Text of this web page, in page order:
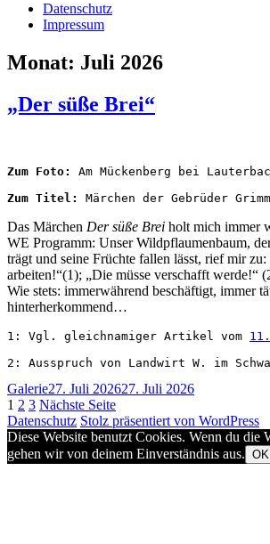
Datenschutz
Impressum
Monat: Juli 2026
„Der süße Brei“
Zum Foto: Am Mückenberg bei
Zum Titel: Märchen der Gebrüder
Das Märchen Der süße Brei holt mich immer
WE Programm: Unser Wildpflaumenbaum,
trägt und seine Früchte fallen lässt, rief mir zu:
arbeiten!“(1); „Die müsse verschafft werde!“
Wie stets: immerwährend beschäftigt, immer
hinterherkommend…
1: Vgl. gleichnamiger Artikel vom
2: Ausspruch von Landwirt W. im
Format
GalerieVeröffentlicht
am
27. Juli 202627. Juli 2026
Seitennummerierung
der
Beiträge
Seite
1 Seite
2 Seite
3 Nächste Seite
Datenschutz Stolz präsentiert von WordPress
Diese Website benutzt Cookies. Wenn du die
gehen wir von deinem Einverständnis aus. OK